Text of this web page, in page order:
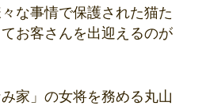
な事情で保護された猫た
お客さんを出迎えるのが
家」の女将を務める丸山